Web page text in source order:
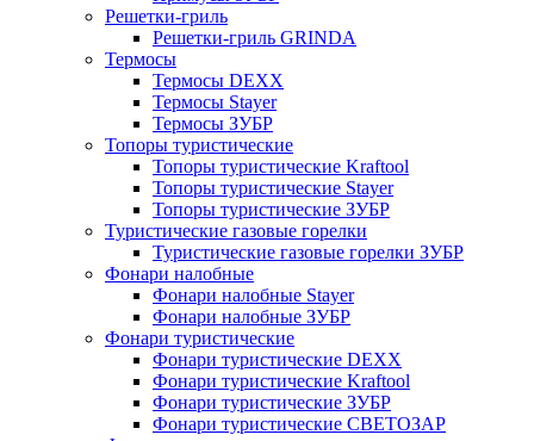
Решетки-гриль
Решетки-гриль GRINDA
Термосы
Термосы DEXX
Термосы Stayer
Термосы ЗУБР
Топоры туристические
Топоры туристические Kraftool
Топоры туристические Stayer
Топоры туристические ЗУБР
Туристические газовые горелки
Туристические газовые горелки ЗУБР
Фонари налобные
Фонари налобные Stayer
Фонари налобные ЗУБР
Фонари туристические
Фонари туристические DEXX
Фонари туристические Kraftool
Фонари туристические ЗУБР
Фонари туристические СВЕТОЗАР